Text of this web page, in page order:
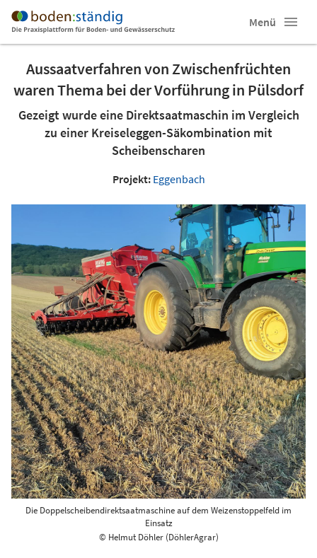
Menü
Aussaatverfahren von Zwischenfrüchten
waren Thema bei der Vorführung in Pülsdorf
Gezeigt wurde eine Direktsaatmaschin im Vergleich
zu einer Kreiseleggen-Säkombination mit
Scheibenscharen
Projekt: Eggenbach
Die Doppelscheibendirektsaatmaschine auf dem Weizenstoppelfeld im
Einsatz
© Helmut Döhler (DöhlerAgrar)